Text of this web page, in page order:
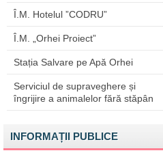
Î.M. Hotelul ”CODRU”
Î.M. „Orhei Proiect”
Stația Salvare pe Apă Orhei
Serviciul de supraveghere și
îngrijire a animalelor fără stăpân
INFORMAȚII PUBLICE